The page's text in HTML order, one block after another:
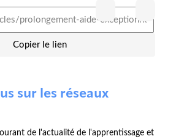
Copier le lien
sur les réseaux
de l'actualité de l'apprentissage et